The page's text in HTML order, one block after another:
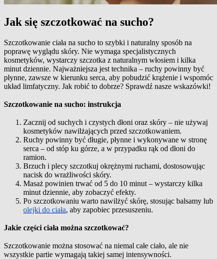
Jak się szczotkować na sucho?
Szczotkowanie ciała na sucho to szybki i naturalny sposób na
poprawę wyglądu skóry. Nie wymaga specjalistycznych
kosmetyków, wystarczy szczotka z naturalnym włosiem i kilka
minut dziennie. Najważniejsza jest technika – ruchy powinny być
płynne, zawsze w kierunku serca, aby pobudzić krążenie i wspomóc
układ limfatyczny. Jak robić to dobrze? Sprawdź nasze wskazówki!
Szczotkowanie na sucho: instrukcja
Zacznij od suchych i czystych dłoni oraz skóry – nie używaj
kosmetyków nawilżających przed szczotkowaniem.
Ruchy powinny być długie, płynne i wykonywane w stronę
serca – od stóp ku górze, a w przypadku rąk od dłoni do
ramion.
Brzuch i plecy szczotkuj okrężnymi ruchami, dostosowując
nacisk do wrażliwości skóry.
Masaż powinien trwać od 5 do 10 minut – wystarczy kilka
minut dziennie, aby zobaczyć efekty.
Po szczotkowaniu warto nawilżyć skórę, stosując balsamy lub
olejki do ciała, aby zapobiec przesuszeniu.
Jakie części ciała można szczotkować?
Szczotkowanie można stosować na niemal całe ciało, ale nie
wszystkie partie wymagają takiej samej intensywności.